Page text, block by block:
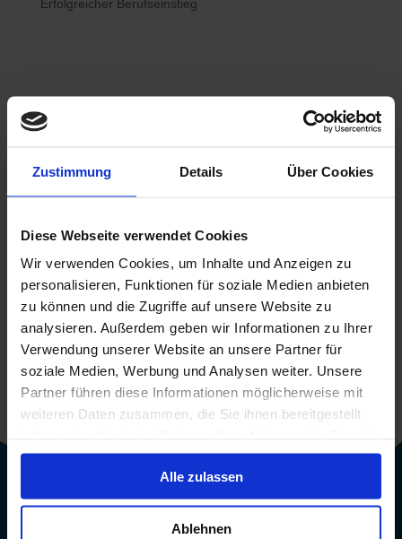
Zustimmung Details Über Cookies
Diese Webseite verwendet Cookies
Wir verwenden Cookies, um Inhalte und Anzeigen zu
personalisieren, Funktionen für soziale Medien anbieten
zu können und die Zugriffe auf unsere Website zu
analysieren. Außerdem geben wir Informationen zu Ihrer
Verwendung unserer Website an unsere Partner für
soziale Medien, Werbung und Analysen weiter. Unsere
Partner führen diese Informationen möglicherweise mit
weiteren Daten zusammen, die Sie ihnen bereitgestellt
gesammelt haben.
Alle zulassen
Ablehnen
 Bewerberhotline
 WhatsApp
0800 / 7008822